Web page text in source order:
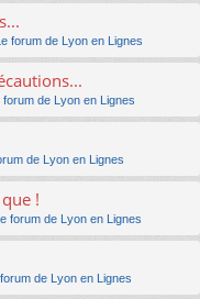
Le forum de Lyon en Lignes
forum de Lyon en Lignes
de Lyon en Lignes
!
Le forum de Lyon en Lignes
forum de Lyon en Lignes